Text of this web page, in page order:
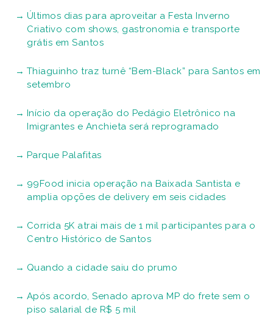
Últimos dias para aproveitar a Festa Inverno
Criativo com shows, gastronomia e transporte
grátis em Santos
Thiaguinho traz turnê “Bem-Black” para Santos em
setembro
Início da operação do Pedágio Eletrônico na
Imigrantes e Anchieta será reprogramado
Parque Palafitas
99Food inicia operação na Baixada Santista e
amplia opções de delivery em seis cidades
Corrida 5K atrai mais de 1 mil participantes para o
Centro Histórico de Santos
Quando a cidade saiu do prumo
Após acordo, Senado aprova MP do frete sem o
piso salarial de R$ 5 mil